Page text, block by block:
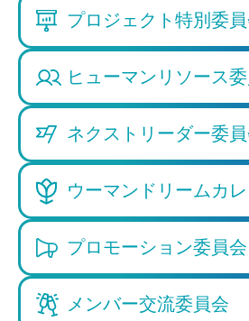
プロジェクト特別委
ヒューマンリソース
ネクストリーダー委
ウーマンドリームカ
プロモーション委員会
メンバー交流委員会